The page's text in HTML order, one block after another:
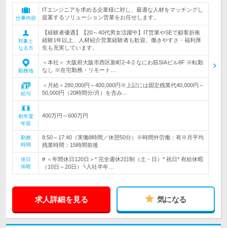
仕事内容
ITエンジニアを求める企業様に対し、最適な人材をマッチングし
提案するソリューション営業をお任せします。
対象と
なる方
【経験者優遇】【20～40代男女活躍中】IT営業やSEで顧客折衝
経験1年以上、人材紹介営業経験者も歓迎。働きやすさ・福利厚
生も充実しています。
勤務地
＜本社＞ 大阪府大阪市西区新町2-4-2 なにわ筋SIAビル8F ※転勤
なし ※在宅勤務・リモート…
給与
＜月給＞280,000円～400,000円※上記には固定残業代40,000円～
50,000円（20時間分/月）を含み…
初年度
年収
400万円～600万円
勤務
時間
8:50～17:40（実働8時間／休憩50分）※時間外労働：有※月平均
残業時間：15時間前後
休日
休暇
# ＜年間休日120日＞* 完全週休2日制（土・日）* 祝日* 有給休暇
（10日～20日）└入社半年…
求人詳細を見る 気になる